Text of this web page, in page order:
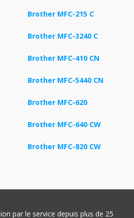
Brother MFC-215 C
Brother MFC-3240 C
Brother MFC-410 CN
Brother MFC-5440 CN
Brother MFC-620
Brother MFC-640 CW
Brother MFC-820 CW
par le service depuis plus de 25